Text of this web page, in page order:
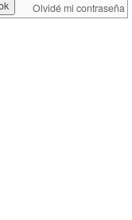
Olvidé mi contraseña